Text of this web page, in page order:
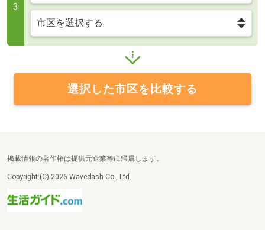
3
選択した市区を比較する
掲載情報の著作権は提供元企業等に帰属します。
Copyright:(C) 2026 Wavedash Co., Ltd.